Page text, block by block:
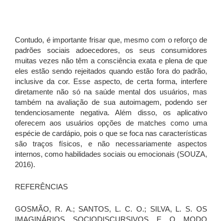
Contudo, é importante frisar que, mesmo com o reforço de
padrões sociais adoecedores, os seus consumidores
muitas vezes não têm a consciência exata e plena de que
eles estão sendo rejeitados quando estão fora do padrão,
inclusive da cor. Esse aspecto, de certa forma, interfere
diretamente não só na saúde mental dos usuários, mas
também na avaliação de sua autoimagem, podendo ser
tendenciosamente negativa. Além disso, os aplicativo
oferecem aos usuários opções de matches como uma
espécie de cardápio, pois o que se foca nas características
são traços físicos, e não necessariamente aspectos
internos, como habilidades sociais ou emocionais (SOUZA,
2016).
REFERÊNCIAS
GOSMÃO, R. A.; SANTOS, L. C. O.; SILVA, L. S. OS